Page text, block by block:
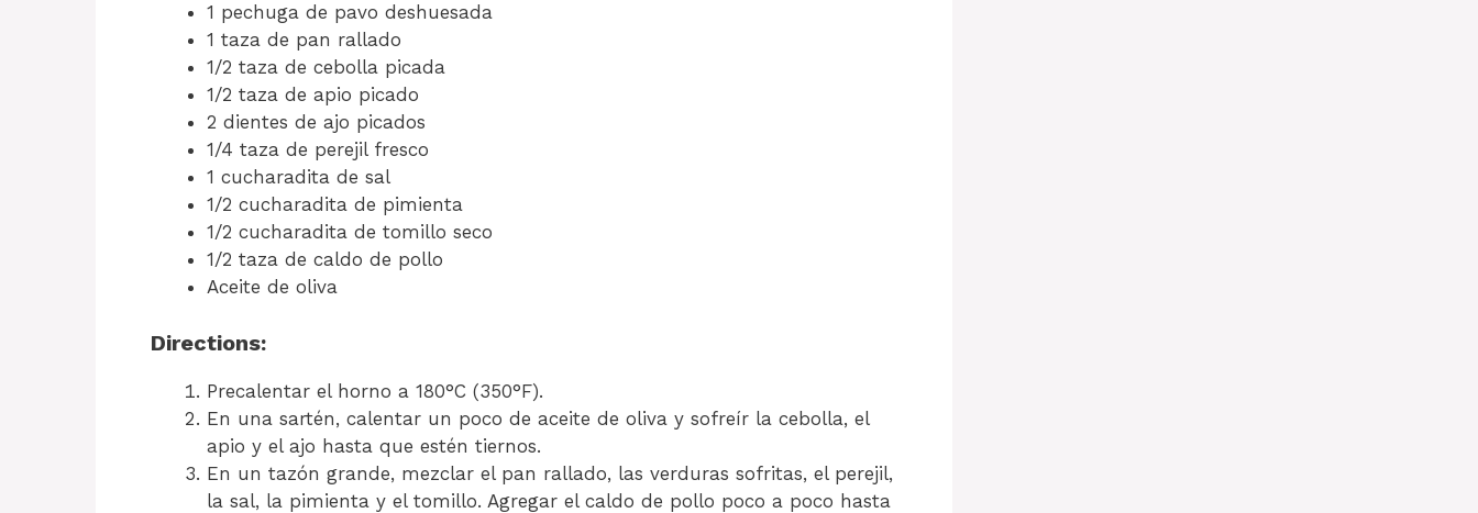
1 pechuga de pavo deshuesada
1 taza de pan rallado
1/2 taza de cebolla picada
1/2 taza de apio picado
2 dientes de ajo picados
1/4 taza de perejil fresco
1 cucharadita de sal
1/2 cucharadita de pimienta
1/2 cucharadita de tomillo seco
1/2 taza de caldo de pollo
Aceite de oliva
Directions:
Precalentar el horno a 180°C (350°F).
En una sartén, calentar un poco de aceite de oliva y sofreír la cebolla, el
apio y el ajo hasta que estén tiernos.
En un tazón grande, mezclar el pan rallado, las verduras sofritas, el perejil,
la sal, la pimienta y el tomillo. Agregar el caldo de pollo poco a poco hasta